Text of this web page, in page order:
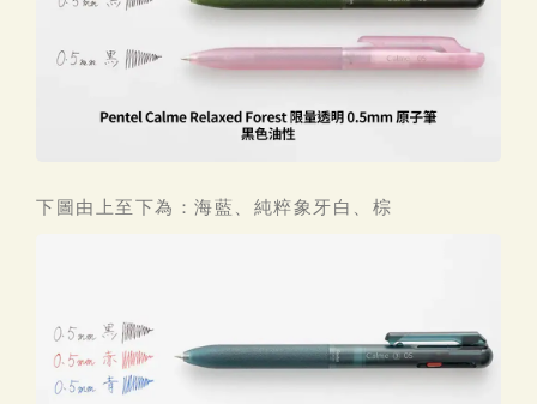
下圖由上至下為：海藍、純粹象牙白、棕